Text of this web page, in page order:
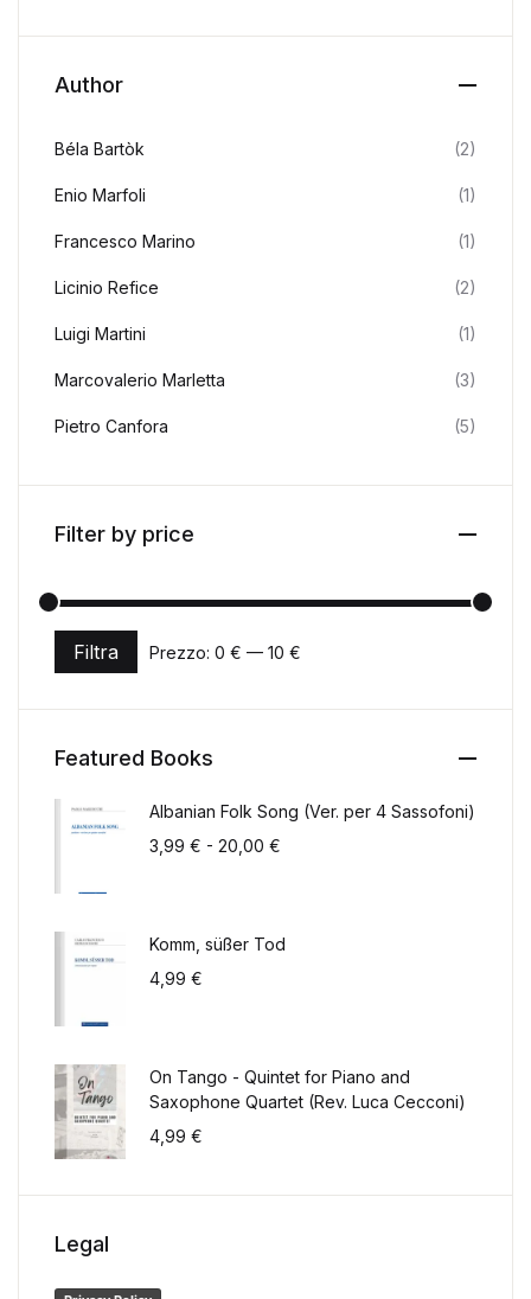
Author
Béla Bartòk (2)
Enio Marfoli (1)
Francesco Marino (1)
Licinio Refice (2)
Luigi Martini (1)
Marcovalerio Marletta (3)
Pietro Canfora (5)
Filter by price
Prezzo Min
Prezzo Max
Filtra Prezzo: 0 € — 10 €
Featured Books
Albanian Folk Song (Ver. per 4 Sassofoni)
3,99 € - 20,00 €
Komm, süßer Tod
4,99 €
On Tango - Quintet for Piano and
Saxophone Quartet (Rev. Luca Cecconi)
4,99 €
Legal